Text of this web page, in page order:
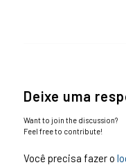
Deixe uma
Want to join the discussion?
Feel free to contribute!
Você precisa fazer o